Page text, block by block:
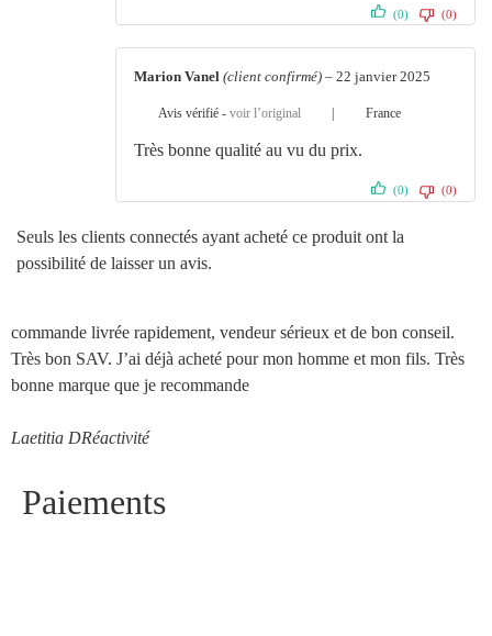
(0) (0)
Marion Vanel (client confirmé) – 22 janvier 2025
Avis vérifié - voir l’original | France
Très bonne qualité au vu du prix.
(0) (0)
Seuls les clients connectés ayant acheté ce produit ont la
possibilité de laisser un avis.
commande livrée rapidement, vendeur sérieux et de bon conseil.
Très bon SAV. J’ai déjà acheté pour mon homme et mon fils. Très
bonne marque que je recommande
Laetitia DRéactivité
Paiements